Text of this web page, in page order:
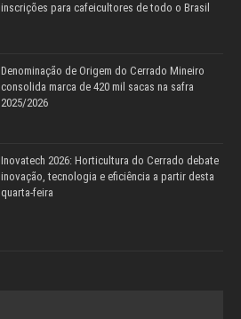
inscrições para cafeicultores de todo o Brasil
Denominação de Origem do Cerrado Mineiro
consolida marca de 420 mil sacas na safra
2025/2026
Inovatech 2026: Horticultura do Cerrado debate
inovação, tecnologia e eficiência a partir desta
quarta-feira